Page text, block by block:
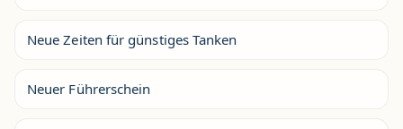
Neue Zeiten für günstiges Tanken
Neuer Führerschein